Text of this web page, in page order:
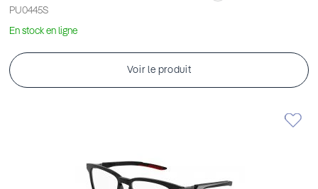
PU0445S
En stock en ligne
Voir le produit